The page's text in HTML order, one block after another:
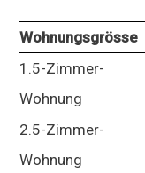
Wohnungsgrösse
1.5-Zimmer-
Wohnung
2.5-Zimmer-
Wohnung